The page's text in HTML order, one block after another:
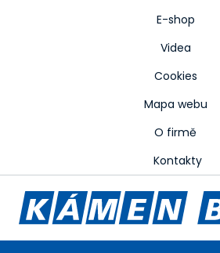
E-shop
Videa
Cookies
Mapa webu
O firmě
Kontakty